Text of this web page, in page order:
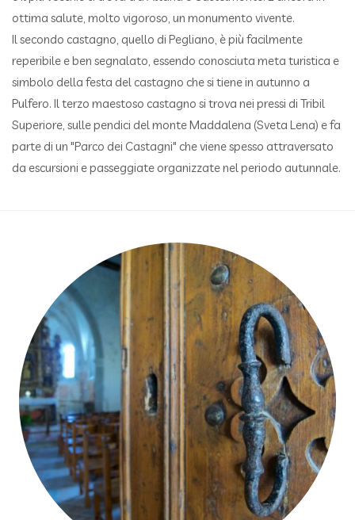
ottima salute, molto vigoroso, un monumento vivente.
Il secondo castagno, quello di Pegliano, è più facilmente
reperibile e ben segnalato, essendo conosciuta meta turistica e
simbolo della festa del castagno che si tiene in autunno a
Pulfero. Il terzo maestoso castagno si trova nei pressi di Tribil
Superiore, sulle pendici del monte Maddalena (Sveta Lena) e fa
parte di un "Parco dei Castagni" che viene spesso attraversato
da escursioni e passeggiate organizzate nel periodo autunnale.